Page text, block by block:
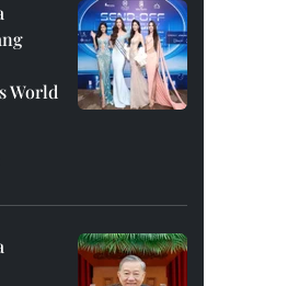
World